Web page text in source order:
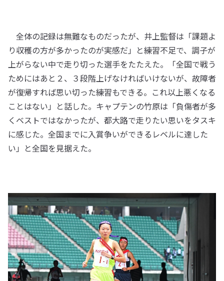
全体の記録は無難なものだったが、井上監督は「課題よ
り収穫の方が多かったのが実感だ」と練習不足で、調子が
上がらない中で走り切った選手をたたえた。「全国で戦う
ためにはあと２、３段階上げなければいけないが、故障者
が復帰すれば思い切った練習もできる。これ以上悪くなる
ことはない」と話した。キャプテンの竹原は「負傷者が多
くベストではなかったが、都大路で走りたい思いをタスキ
に感じた。全国までに入賞争いができるレベルに達した
い」と全国を見据えた。